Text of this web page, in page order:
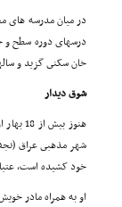
در میان مدرسه هاى
درسهاى دوره سطح و
خان سکنى گزید و
شوق دیدار
هنوز
شهر مذهبى عراق
خود کشیده است،
او به همراه مادر